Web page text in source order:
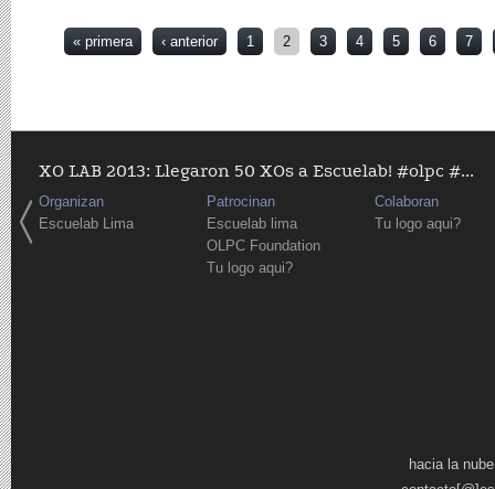
Páginas
« primera ‹ anterior 1 2 3 4 5 6 7
XO LAB 2013: Llegaron 50 XOs a Escuelab! #olpc #...
Organizan
Escuelab Lima
Patrocinan
Escuelab lima
OLPC Foundation
Tu logo aqui?
Colaboran
Tu logo aqui?
hacia la